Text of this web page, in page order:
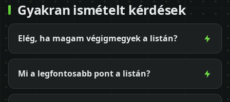
Gyakran ismételt kérdések
Elég, ha magam végigmegyek a listán?
Mi a legfontosabb pont a listán?